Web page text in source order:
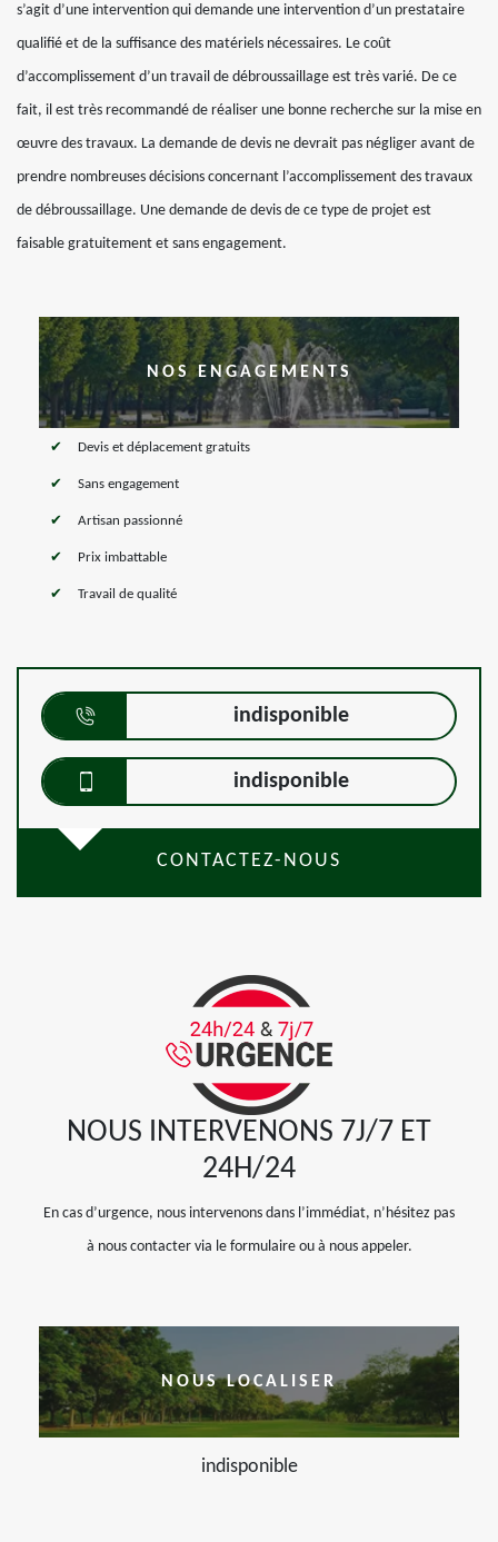
s’agit d’une intervention qui demande une intervention d’un prestataire
qualifié et de la suffisance des matériels nécessaires. Le coût
d’accomplissement d’un travail de débroussaillage est très varié. De ce
fait, il est très recommandé de réaliser une bonne recherche sur la mise en
œuvre des travaux. La demande de devis ne devrait pas négliger avant de
prendre nombreuses décisions concernant l’accomplissement des travaux
de débroussaillage. Une demande de devis de ce type de projet est
faisable gratuitement et sans engagement.
NOS ENGAGEMENTS
Devis et déplacement gratuits
Sans engagement
Artisan passionné
Prix imbattable
Travail de qualité
indisponible
indisponible
CONTACTEZ-NOUS
NOUS INTERVENONS 7J/7 ET
24H/24
En cas d’urgence, nous intervenons dans l’immédiat, n’hésitez pas
à nous contacter via le formulaire ou à nous appeler.
NOUS LOCALISER
indisponible